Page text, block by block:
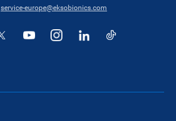
service-europe@eksobionics.com